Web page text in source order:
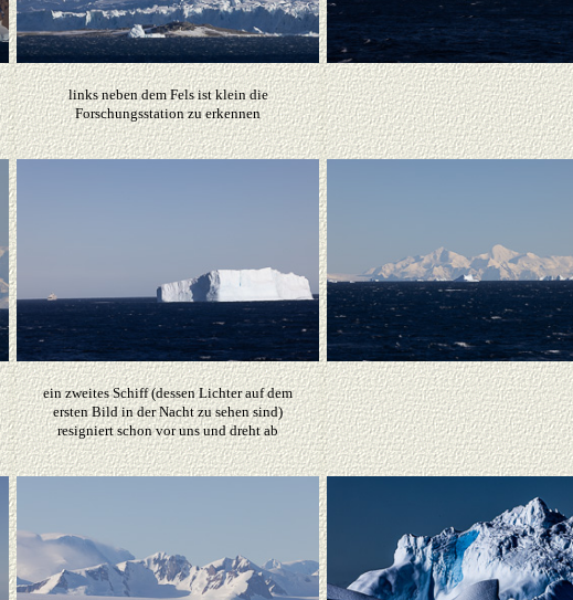
links neben dem Fels ist klein die
Forschungsstation zu erkennen
ein zweites Schiff (dessen Lichter auf dem
ersten Bild in der Nacht zu sehen sind)
resigniert schon vor uns und dreht ab